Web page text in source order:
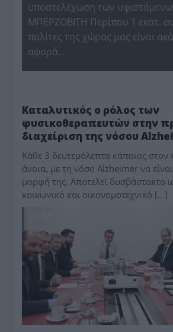
υποστελέχωση των
ΜΠΕΡΖΟΒΙΤΗ Περίπου 1 εκατ.
πολίτες της χώρας μας είναι
αφορά…
Καταλυτικός ο ρόλος των
φυσικοθεραπευτών στην
διαχείριση της νόσου
Κάθε 3 δευτερόλεπτα κάποιος στον
άνοια, με τη νόσο Alzheimer να
μορφή της. Αποτελεί δυσβάστακτο
κοινωνικό και οικονομοτεχνικό […]